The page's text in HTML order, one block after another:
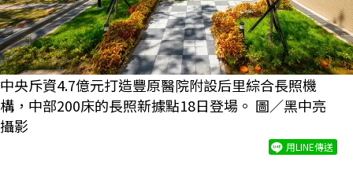
中央斥資4.7億元打造豐原醫院附設后里綜合長照機
構，中部200床的長照新據點18日登場。 圖／黑中亮
攝影
用LINE傳送